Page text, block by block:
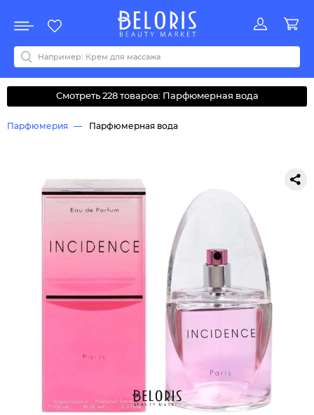
Акции
Все бренды
0-9ABCDEFGHIJKLMNOPQRSTUVWYZАБВДЗИМОКЛНПРСТУФ
Смотреть 228 товаров: Парфюмерная вода
Парфюмерия Парфюмерная вода